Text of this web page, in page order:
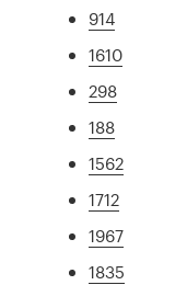
914
1610
298
188
1562
1712
1967
1835